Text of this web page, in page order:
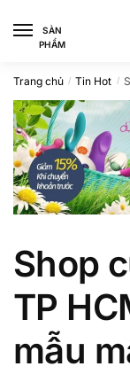
navigation
content
SÀN
PHẨM
Trang chủ / Tin Hot /
Shop
TP
mẫu